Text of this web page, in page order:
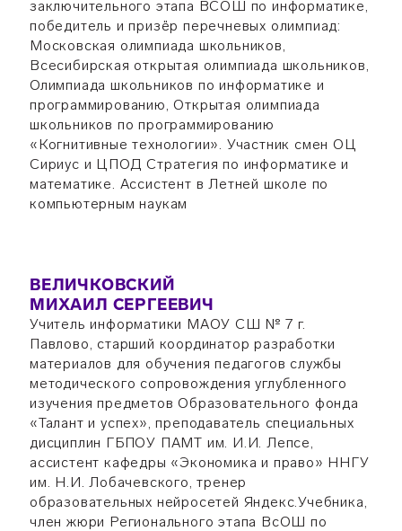
заключительного этапа ВСОШ по информатике,
победитель и призёр перечневых олимпиад:
Московская олимпиада школьников,
Всесибирская открытая олимпиада школьников,
Олимпиада школьников по информатике и
программированию, Открытая олимпиада
школьников по программированию
«Когнитивные технологии». Участник смен ОЦ
Сириус и ЦПОД Стратегия по информатике и
математике. Ассистент в Летней школе по
компьютерным наукам
ВЕЛИЧКОВСКИЙ
МИХАИЛ СЕРГЕЕВИЧ
Учитель информатики МАОУ СШ № 7 г.
Павлово, старший координатор разработки
материалов для обучения педагогов службы
методического сопровождения углубленного
изучения предметов Образовательного фонда
«Талант и успех», преподаватель специальных
дисциплин ГБПОУ ПАМТ им. И.И. Лепсе,
ассистент кафедры «Экономика и право» ННГУ
им. Н.И. Лобачевского, тренер
образовательных нейросетей Яндекс.Учебника,
член жюри Регионального этапа ВсОШ по